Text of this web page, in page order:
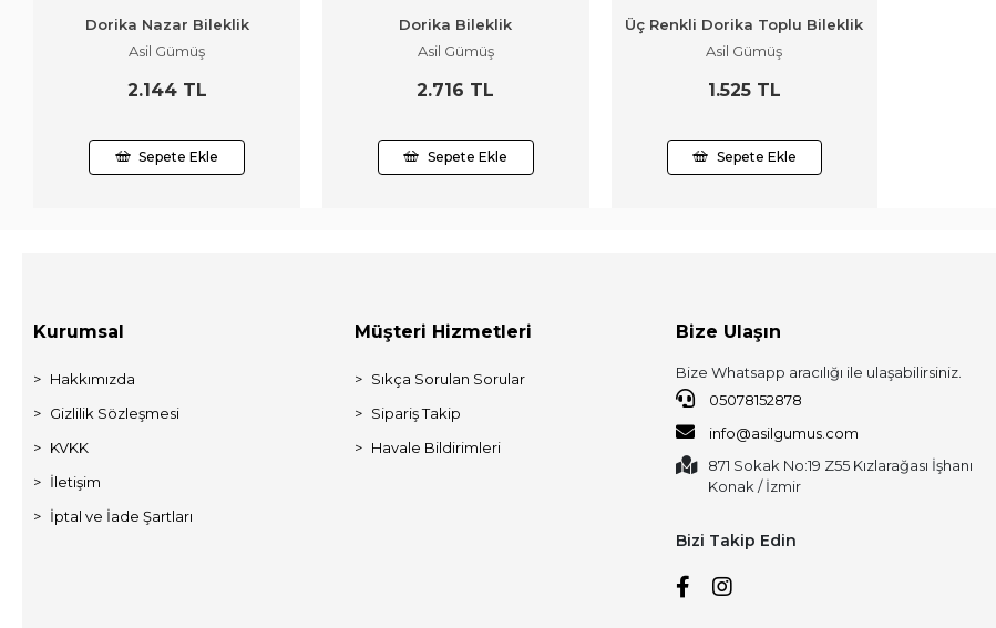
Dorika Nazar Bileklik
Asil Gümüş
2.144 TL
Sepete Ekle
Dorika Bileklik
Asil Gümüş
2.716 TL
Sepete Ekle
Üç Renkli Dorika Toplu Bileklik
Asil Gümüş
1.525 TL
Sepete Ekle
Kurumsal
Hakkımızda
Gizlilik Sözleşmesi
KVKK
İletişim
İptal ve İade Şartları
Müşteri Hizmetleri
Sıkça Sorulan Sorular
Sipariş Takip
Havale Bildirimleri
Bize Ulaşın
Bize Whatsapp aracılığı ile ulaşabilirsiniz.
05078152878
info@asilgumus.com
871 Sokak No:19 Z55 Kızlarağası İşhanı
Konak / İzmir
Bizi Takip Edin